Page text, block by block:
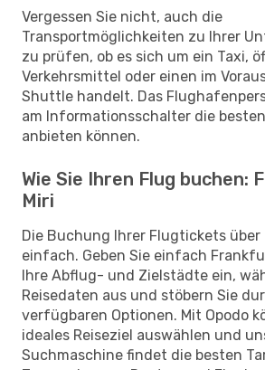
Vergessen Sie nicht, auch die
Transportmöglichkeiten zu Ihrer
zu prüfen, ob es sich um ein Taxi,
Verkehrsmittel oder einen im
Shuttle handelt. Das
am Informationsschalter die
anbieten können.
Wie Sie Ihren Flug buchen:
Miri
Die Buchung Ihrer Flugtickets über
einfach. Geben Sie einfach
Ihre Abflug- und Zielstädte ein,
Reisedaten aus und stöbern Sie
verfügbaren Optionen. Mit Opodo
ideales Reiseziel auswählen und
Suchmaschine findet die besten